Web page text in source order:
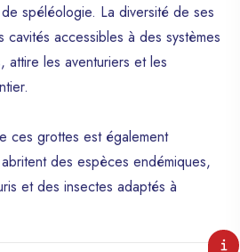
spéléologie. La diversité de ses
cavités accessibles à des systèmes
attire les aventuriers et les
ces grottes est également
des espèces endémiques,
et des insectes adaptés à